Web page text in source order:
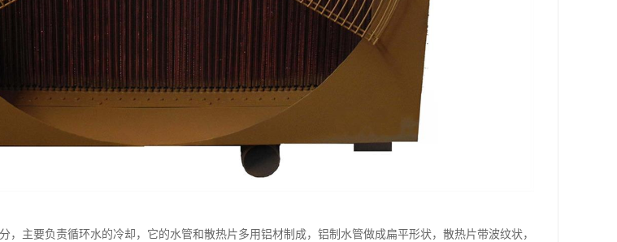
，主要负责循环水的冷却，它的水管和散热片多用铝材制成，铝制水管做成扁平形状，散热片带波纹状，